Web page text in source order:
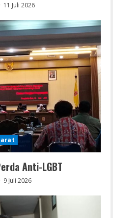
11 Juli 2026
Anti-LGBT
9 Juli 2026